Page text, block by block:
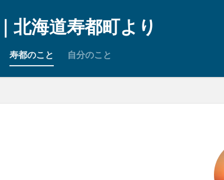
北海道寿都町より
寿都のこと 自分のこと